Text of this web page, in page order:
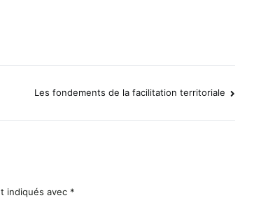
Les fondements de la facilitation territoriale
indiqués avec *